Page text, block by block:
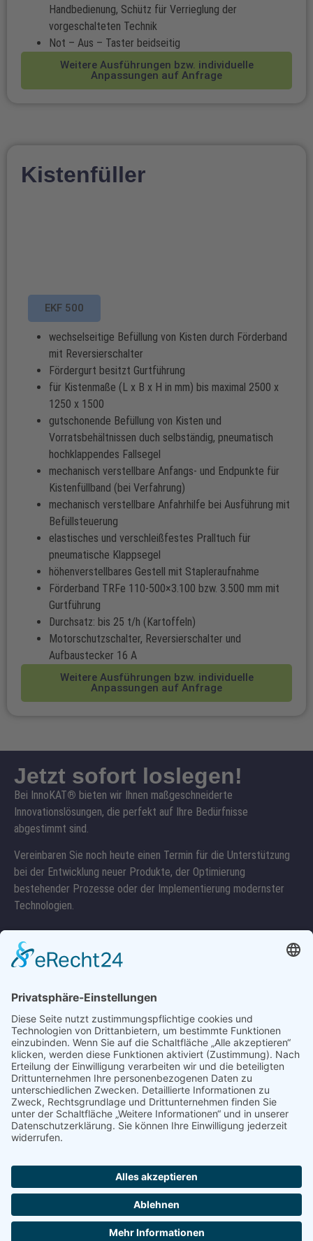
Handbedienung, Schütz für Verrieglung der
vorgeschalteten Technik
Not – Aus – Taster beidseitig
Weitere Ausführungen bzw. individuelle
Anpassungen auf Anfrage
Kistenfüller
EKF 500
wechselseitige Befüllung von Kisten durch Förderband
mit Reversierschalter
Fördergurt besitzt Gurtführung
für Kistenmaße (L x B x H in mm) bis maximal 2500 x
1250 x 1500
gutschonende Befüllung von Kisten und
Vorratsbehältnissen duch selbständig, pneumatisch
hochklappendes Fallsegel
mechanisch verstellbare Anfangs- und Endpunkte für
Kistenfüllband (bei Verfahrung)
mechanisch verstellbare Anfahrhilfe bei Ausführung mit
Befüllsteuerung
elastisches und verschleißfestes Pralltuch für
pneumatische Klappsegel
höhenverstellbares Gestell mit Stapleraufnahme
Förderband TRFe 110-500×3.100 bzw. 3.500 mm mit
Gurtführung
Durchsatz: bis 25 t/h (Kartoffeln)
Motorschutzschalter, Reversierschalter und
Aufbaustecker 16 A
Weitere Ausführungen bzw. individuelle
Anpassungen auf Anfrage
Jetzt sofort loslegen!
Bei InnoKAT® bieten wir Ihnen maßgeschneiderte
Innovationslösungen, die perfekt auf Ihre Bedürfnisse
abgestimmt sind.
Vereinbaren Sie noch heute einen Termin für die Unterstützung
bei der Entwicklung neuer Produkte, der Optimierung
bestehender Prozesse oder der Implementierung modernster
Technologien.
03946/517028
Kontakt
ProdukteGebrauchtmaschinenTraktorpool
Info@innokat.de03946-517028Facebook
ImpressumDatenschutz
Copyright © 2024 | Alle Rechte vorbehalten.
Eine neue Website von3WKonzepte | Marketing &
Webdesignaus Quedlinburg.